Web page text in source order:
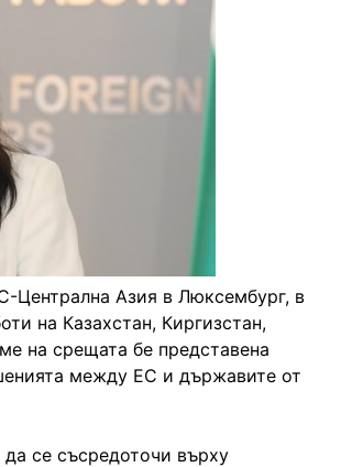
Централна Азия в Люксембург, в
на Казахстан, Киргизстан,
на срещата бе представена
между ЕС и държавите от
се съсредоточи върху